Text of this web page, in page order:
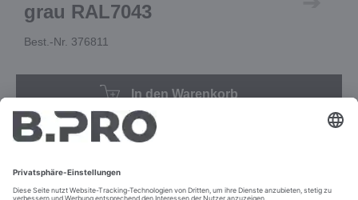
grau RAL7043
Best.-Nr. 376811
In den Warenkorb
Impressum und Datenschutz Kontakt
Rechtliche Hinweise